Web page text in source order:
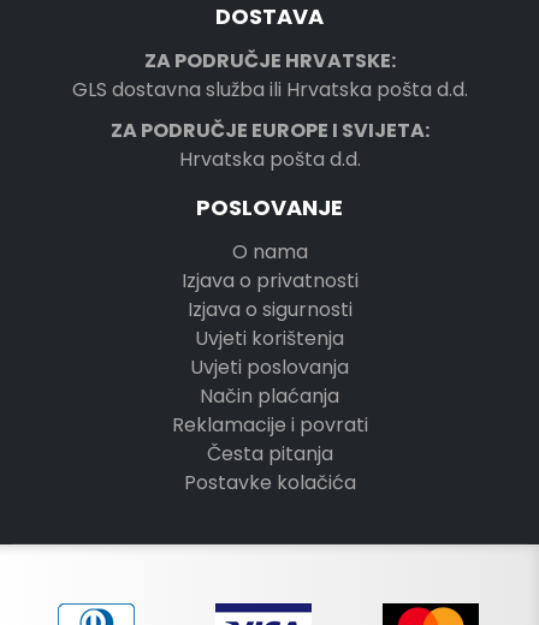
DOSTAVA
ZA PODRUČJE HRVATSKE:
GLS dostavna služba ili Hrvatska pošta d.d.
ZA PODRUČJE EUROPE I SVIJETA:
Hrvatska pošta d.d.
POSLOVANJE
O nama
Izjava o privatnosti
Izjava o sigurnosti
Uvjeti korištenja
Uvjeti poslovanja
Način plaćanja
Reklamacije i povrati
Česta pitanja
Postavke kolačića